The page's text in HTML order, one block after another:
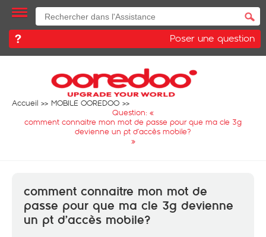
Poser une question
Accueil
MOBILE OOREDOO
Question: «
comment connaitre mon mot de passe pour que ma cle 3g
devienne un pt d’accès mobile?
»
comment connaitre mon mot de
passe pour que ma cle 3g devienne
un pt d’accès mobile?